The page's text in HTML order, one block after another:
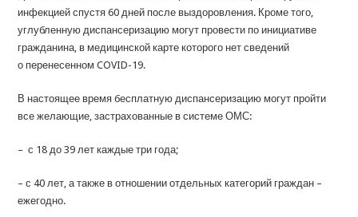
инфекцией спустя 60 дней после выздоровления. Кроме того,
углубленную диспансеризацию могут провести по инициативе
гражданина, в медицинской карте которого нет сведений
о перенесенном COVID-19.
В настоящее время бесплатную диспансеризацию могут пройти
все желающие, застрахованные в системе ОМС:
– с 18 до 39 лет каждые три года;
– с 40 лет, а также в отношении отдельных категорий граждан –
ежегодно.